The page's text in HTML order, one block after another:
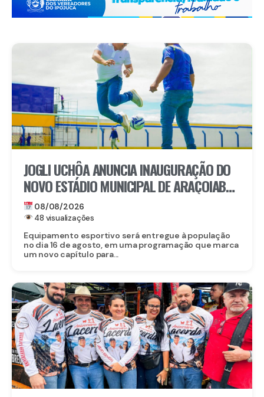
JOGLI UCHÔA ANUNCIA INAUGURAÇÃO DO
NOVO ESTÁDIO MUNICIPAL DE ARAÇOIABA,
UM DOS MAIORES INVESTIMENTOS DA
HISTÓRIA DO MUNICÍPIO
08/08/2026
48 visualizações
Equipamento esportivo será entregue à população
no dia 16 de agosto, em uma programação que marca
um novo capítulo para...